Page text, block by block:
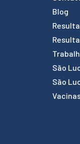
Blog
São
São